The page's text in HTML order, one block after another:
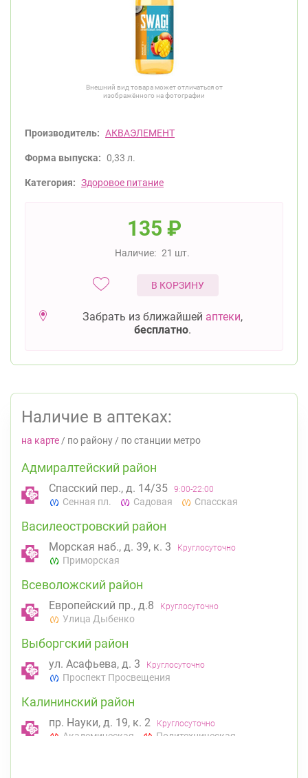
Внешний вид товара может отличаться от
изображённого на фотографии
Производитель: АКВАЭЛЕМЕНТ
Форма выпуска: 0,33 л.
Категория: Здоровое питание
135 ₽
Наличие: 21 шт.
В КОРЗИНУ
Забрать из ближайшей аптеки,
бесплатно.
Наличие в аптеках:
на карте / по району / по станции метро
Адмиралтейский район
Спасский пер., д. 14/35 9:00-22:00
Сенная пл. Садовая Спасская
Василеостровский район
Морская наб., д. 39, к. 3 Круглосуточно
Приморская
Всеволожский район
Европейский пр., д.8 Круглосуточно
Улица Дыбенко
Выборгский район
ул. Асафьева, д. 3 Круглосуточно
Проспект Просвещения
Калининский район
пр. Науки, д. 19, к. 2 Круглосуточно
Академическая Политехническая